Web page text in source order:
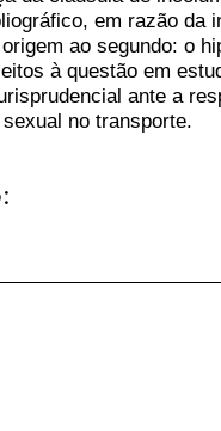
em razão da
ao segundo: o
à questão em
ante a
no transporte.